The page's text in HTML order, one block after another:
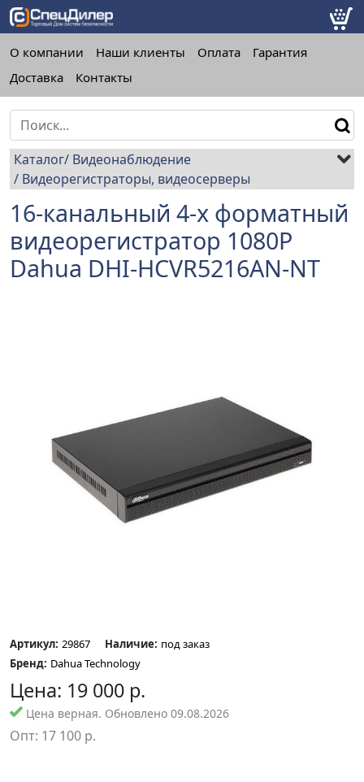
О компании Наши клиенты Оплата
Гарантия
Доставка
Контакты
Каталог Видеонаблюдение
Видеорегистраторы, видеосерверы
16-канальный 4-x форматный
видеорегистратор 1080P
Dahua DHI-HCVR5216AN-NT
Артикул: 29867 Наличие: под заказ
Бренд: Dahua Technology
Цена: 19 000 р.
Цена верная. Обновлено 09.08.2026
Опт: 17 100 р.